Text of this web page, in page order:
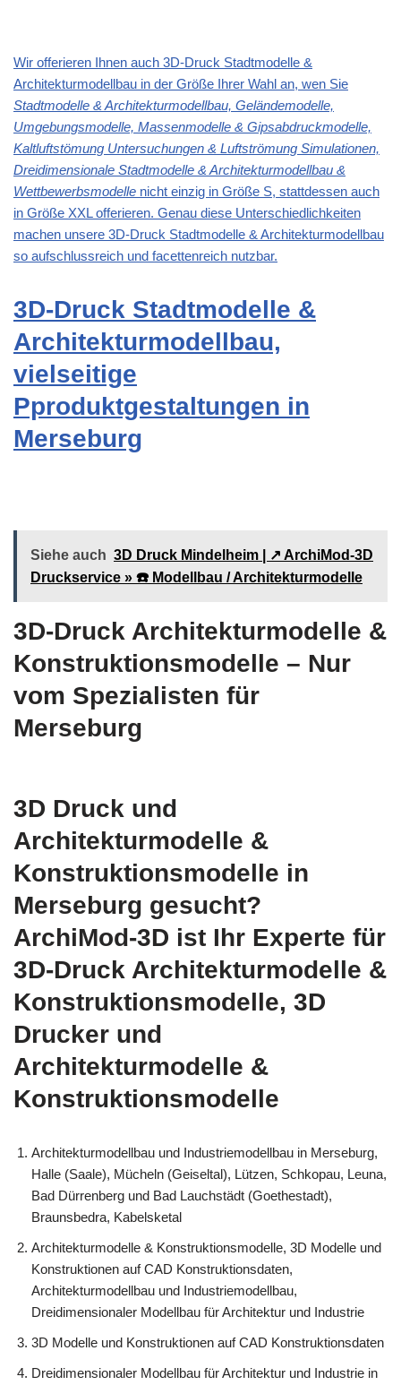
Wir offerieren Ihnen auch 3D-Druck Stadtmodelle &
Architekturmodellbau in der Größe Ihrer Wahl an, wen Sie
Stadtmodelle & Architekturmodellbau, Geländemodelle,
Umgebungsmodelle, Massenmodelle & Gipsabdruckmodelle,
Kaltluftstömung Untersuchungen & Luftströmung Simulationen,
Dreidimensionale Stadtmodelle & Architekturmodellbau &
Wettbewerbsmodelle nicht einzig in Größe S, stattdessen auch
in Größe XXL offerieren. Genau diese Unterschiedlichkeiten
machen unsere 3D-Druck Stadtmodelle & Architekturmodellbau
so aufschlussreich und facettenreich nutzbar.
3D-Druck Stadtmodelle &
Architekturmodellbau,
vielseitige
Pproduktgestaltungen in
Merseburg
Siehe auch 3D Druck Mindelheim | ↗️ ArchiMod-3D
Druckservice » ☎️ Modellbau / Architekturmodelle
3D-Druck Architekturmodelle &
Konstruktionsmodelle – Nur
vom Spezialisten für
Merseburg
3D Druck und
Architekturmodelle &
Konstruktionsmodelle in
Merseburg gesucht?
ArchiMod-3D ist Ihr Experte für
3D-Druck Architekturmodelle &
Konstruktionsmodelle, 3D
Drucker und
Architekturmodelle &
Konstruktionsmodelle
Architekturmodellbau und Industriemodellbau in Merseburg,
Halle (Saale), Mücheln (Geiseltal), Lützen, Schkopau, Leuna,
Bad Dürrenberg und Bad Lauchstädt (Goethestadt),
Braunsbedra, Kabelsketal
Architekturmodelle & Konstruktionsmodelle, 3D Modelle und
Konstruktionen auf CAD Konstruktionsdaten,
Architekturmodellbau und Industriemodellbau,
Dreidimensionaler Modellbau für Architektur und Industrie
3D Modelle und Konstruktionen auf CAD Konstruktionsdaten
Dreidimensionaler Modellbau für Architektur und Industrie in